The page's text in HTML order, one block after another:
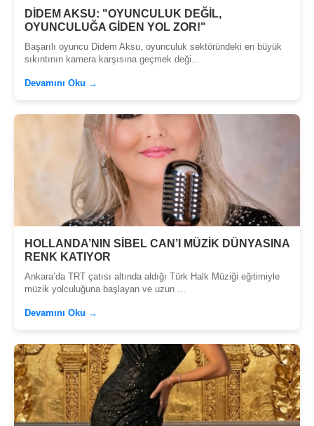
DİDEM AKSU: "OYUNCULUK DEĞİL,
OYUNCULUĞA GİDEN YOL ZOR!"
Başarılı oyuncu Didem Aksu, oyunculuk sektöründeki en büyük
sıkıntının kamera karşısına geçmek deği...
Devamını Oku →
HOLLANDA’NIN SİBEL CAN’I MÜZİK DÜNYASINA
RENK KATIYOR
Ankara’da TRT çatısı altında aldığı Türk Halk Müziği eğitimiyle
müzik yolculuğuna başlayan ve uzun ...
Devamını Oku →